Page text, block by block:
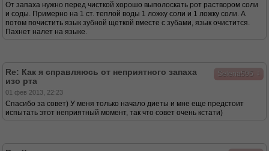
От запаха нужно перед чисткой хорошо выполоскать рот раствором соли
и соды. Примерно на 1 ст. теплой воды 1 ложку соли и 1 ложку соли. А
потом почистить язык зубной щеткой вместе с зубами, язык очистится.
Пахнет налет на языке.
Selena595
Re: Как я справляюсь от неприятного запаха
изо рта
01 фев 2013, 22:23
Спасибо за совет) У меня только начало диеты и мне еще предстоит
испытать этот неприятный момент, так что совет очень кстати)